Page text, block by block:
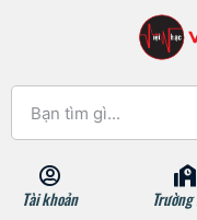
Tài khoản